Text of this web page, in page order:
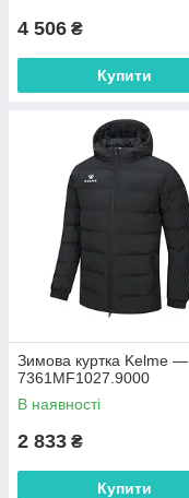
4 506 ₴
Купити
Зимова куртка Kelme —
7361MF1027.9000
В наявності
2 833 ₴
Купити